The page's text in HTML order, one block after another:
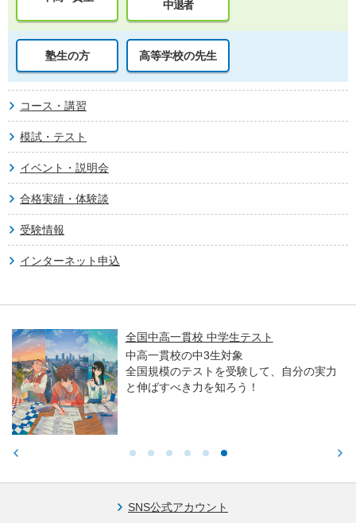
中退者
塾生の方 高等学校の先生
コース・講習
模試・テスト
イベント・説明会
合格実績・体験談
受験情報
インターネット申込
全国中高一貫校 中学生テスト
中高一貫校の中3生対象
全国規模のテストを受験して、自分の実力
と伸ばすべき力を知ろう！
SNS公式アカウント